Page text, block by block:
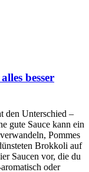
besser
den Unterschied –
gute Sauce kann ein
Pommes
Brokkoli auf
Saucen vor, die du
oder